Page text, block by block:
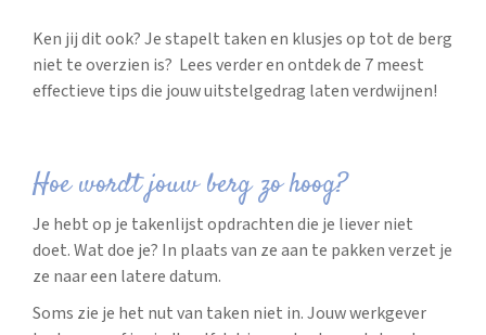
Ken jij dit ook? Je stapelt taken en klusjes op tot de berg
niet te overzien is? Lees verder en ontdek de 7 meest
effectieve tips die jouw uitstelgedrag laten verdwijnen!
Hoe wordt jouw berg zo hoog?
Je hebt op je takenlijst opdrachten die je liever niet
doet. Wat doe je? In plaats van ze aan te pakken verzet je
ze naar een latere datum.
Soms zie je het nut van taken niet in. Jouw werkgever